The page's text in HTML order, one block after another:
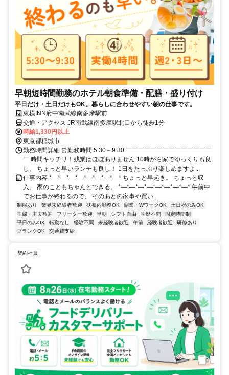
早朝短時間勤務のホテル朝食準備・配膳・盛り付け
平日だけ・土日だけもOK。暮らしに合わせやすい朝の仕事です。
東横INN府中南武線南多摩駅前
交通・アクセス JR南武線南多摩駅北口から徒歩1分
時給1,330円以上
東京都稲城市
勤務時間詳細 ⏰勤務時間 5:30～9:30 ￣￣￣￣￣￣￣￣￣￣￣￣￣￣
￣ 時間キッチリ！残業はほぼありません 10時から家でゆっくりも良
し、 ちょっと早いランチも良し！ 1日をたっぷり楽しめますよ...
仕事内容 *—*—*—*—*—*—*—*—* ちょっと早起き。 ちょっと収
入。 家のこともちゃんとできる。 *—*—*—*—*—*—*—*—* 午前中
でお仕事が終わるので、 そのあとの家事や買い...
制服あり 業界未経験者歓迎 扶養内勤務OK 副業・WワークOK
土日祝のみOK
主婦・主夫歓迎
フリーター歓迎 早朝 シフト自由 学歴不問
固定時間制
平日のみOK
転勤なし 経験不問 未経験者歓迎 午前 経験者歓迎
研修あり
ブランクOK
交通費支給
契約社員